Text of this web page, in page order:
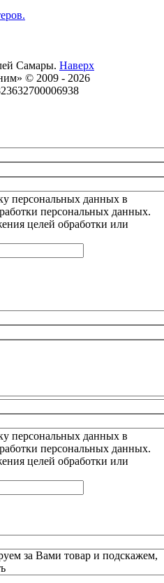
Самары. Наверх
© 2009 - 2026
персональных данных в
персональных данных.
целей обработки или
персональных данных в
персональных данных.
целей обработки или
за Вами товар и подскажем,